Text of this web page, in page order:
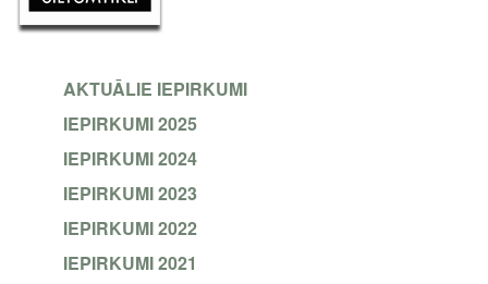
AKTUĀLIE IEPIRKUMI
IEPIRKUMI 2025
IEPIRKUMI 2024
IEPIRKUMI 2023
IEPIRKUMI 2022
IEPIRKUMI 2021